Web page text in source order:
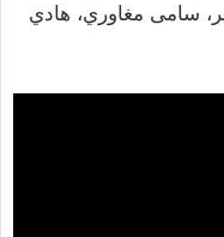
سامى مغاوري، هادي